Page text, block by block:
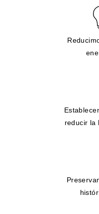
reducir la